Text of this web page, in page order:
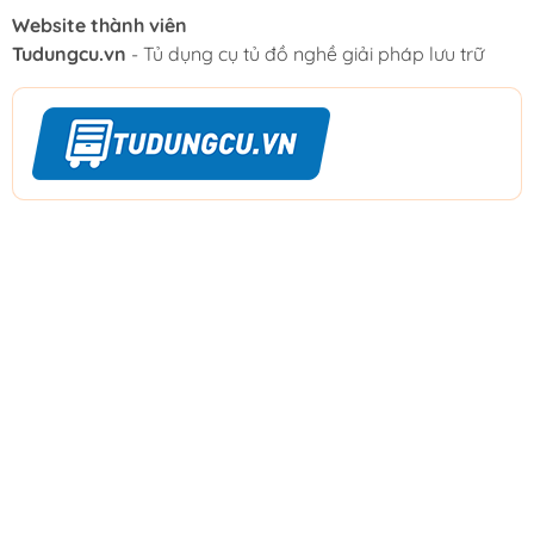
Website thành viên
Tudungcu.vn - Tủ dụng cụ tủ đồ nghề giải pháp lưu trữ